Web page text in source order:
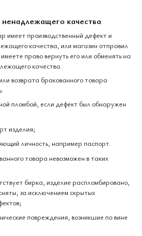
качества
имеет производственный дефект и
качества, или магазин отправил
право вернуть его или обменять на
качества.
возврата бракованного товара
пломбой, если дефект был обнаружен
изделия;
личность, например паспорт.
товара невозможен в таких
бирка, изделие распломбировано,
за исключением скрытых
повреждения, возникшие по вине